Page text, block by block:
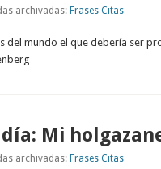
archivadas: Frases Citas
del mundo el que debería ser
día: Mi
archivadas: Frases Citas